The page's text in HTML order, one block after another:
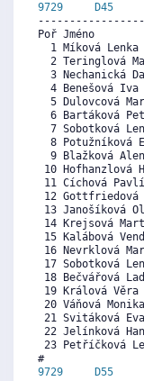
9729
D45
Poř Jméno
1
2
3
4
5
6
7
8
9
10
11
12
13
14
15
16
17
18
19
20
21
22
23
9729
D55